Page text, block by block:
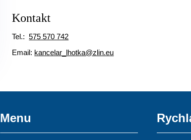
Kontakt
Tel.:575 570 742
Email: kancelar_lhotka@zlin.eu
Menu